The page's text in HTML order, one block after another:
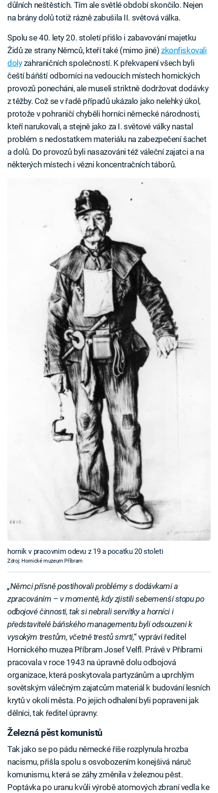
důlních neštěstích. Tím ale světlé období skončilo. Nejen
na brány dolů totiž rázně zabušila II. světová válka.
Spolu se 40. lety 20. století přišlo i zabavování majetku
Židů ze strany Němců, kteří také (mimo jiné)zkonfiskovali
dolyzahraničních společností. K překvapení všech byli
čeští báňští odborníci na vedoucích místech hornických
provozů ponecháni, ale museli striktně dodržovat dodávky
z těžby. Což se v řadě případů ukázalo jako nelehký úkol,
protože v pohraničí chyběli horníci německé národnosti,
kteří narukovali, a stejně jako za I. světové války nastal
problém s nedostatkem materiálu na zabezpečení šachet
a dolů. Do provozů byli nasazováni též váleční zajatci a na
některých místech i vězni koncentračních táborů.
hornik v pracovnim odevu z 19 a pocatku 20 stoleti
Zdroj: Hornické muzeum Příbram
„Němci přísně postihovali problémy s dodávkami a
zpracováním – v momentě, kdy zjistili sebemenší stopu po
odbojové činnosti, tak si nebrali servítky a horníci i
představitelé báňského managementu byli odsouzeni k
vysokým trestům, včetně trestů smrti,“vypráví ředitel
Hornického muzea Příbram Josef Velfl. Právě v Příbrami
pracovala v roce 1943 na úpravně dolu odbojová
organizace, která poskytovala partyzánům a uprchlým
sovětským válečným zajatcům materiál k budování lesních
krytů v okolí města. Po jejich odhalení byli popraveni jak
dělníci, tak ředitel úpravny.
Železná pěst komunistů
Tak jako se po pádu německé říše rozplynula hrozba
nacismu, přišla spolu s osvobozením konejšivá náruč
komunismu, která se záhy změnila v železnou pěst.
Poptávka po uranu kvůli výrobě atomových zbraní vedla ke